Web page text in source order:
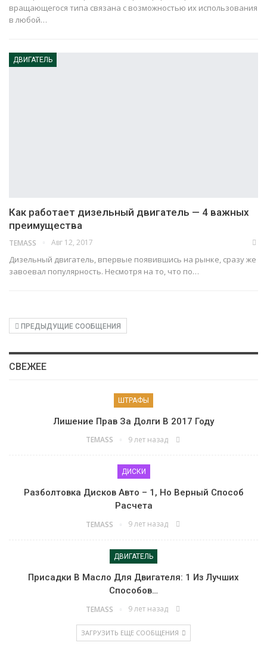
вращающегося типа связана с возможностью их использования
в любой…
ДВИГАТЕЛЬ
Как работает дизельный двигатель — 4 важных
преимущества
TEMASS Авг 12, 2017
Дизельный двигатель, впервые появившись на рынке, сразу же
завоевал популярность. Несмотря на то, что по…
ПРЕДЫДУЩИЕ СООБЩЕНИЯ
СВЕЖЕЕ
ШТРАФЫ
Лишение Прав За Долги В 2017 Году
TEMASS 9 лет назад
ДИСКИ
Разболтовка Дисков Авто – 1, Но Верный Способ
Расчета
TEMASS 9 лет назад
ДВИГАТЕЛЬ
Присадки В Масло Для Двигателя: 1 Из Лучших
Способов…
TEMASS 9 лет назад
ЗАГРУЗИТЬ ЕЩЕ СООБЩЕНИЯ